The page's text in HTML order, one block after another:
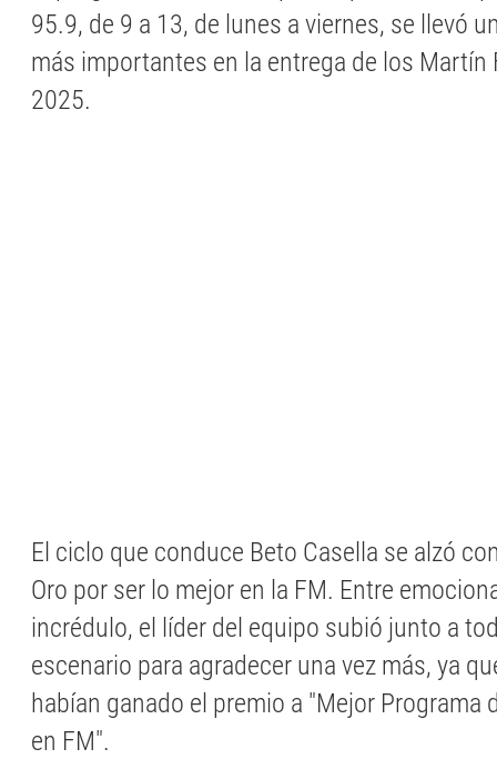
95.9, de 9 a 13, de lunes a viernes, se llevó
más importantes en la entrega de los Martín
2025.
El ciclo que conduce Beto Casella se alzó
Oro por ser lo mejor en la FM. Entre
incrédulo, el líder del equipo subió junto a
escenario para agradecer una vez más, ya
habían ganado el premio a "Mejor Programa
en FM".